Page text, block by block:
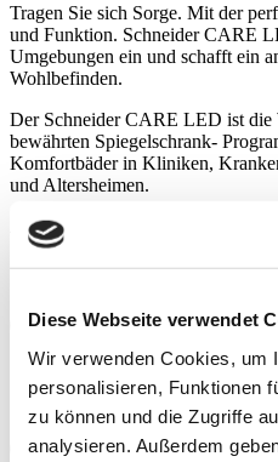
Diese Webseite verwendet
Wir verwenden Cookies, um
personalisieren, Funktionen
zu können und die Zugriffe
analysieren. Außerdem
Tragen Sie sich Sorge. Mit der
und Funktion. Schneider CARE
Umgebungen ein und schafft ein
Wohlbefinden.
Der Schneider CARE LED ist die
bewährten Spiegelschrank-
Komfortbäder in Kliniken,
und Altersheimen.
Ausführung
Weiss
Direktes Licht
Das Licht strahlt den
aus.